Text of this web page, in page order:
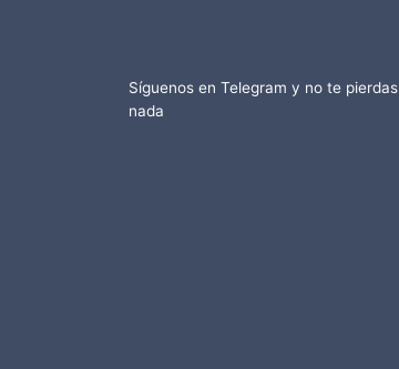
Síguenos en Telegram y no te pierdas
nada